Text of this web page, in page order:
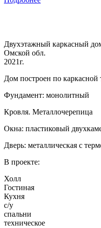
Двухэтажный каркасный
Омской обл.
2021г.
Дом построен по каркасной
Фундамент: монолитный
Кровля. Металлочерепица
Окна: пластиковый
Дверь: металлическая с
В проекте:
Холл
Гостиная
Кухня
с/у
спальни
техническое